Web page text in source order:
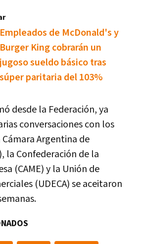
Empleados de McDonald's y
Burger King cobrarán un
jugoso sueldo básico tras
súper paritaria del 103%
desde la Federación, ya
conversaciones con los
Argentina de
la Confederación de la
(CAME) y la Unión de
(UDECA) se aceitaron